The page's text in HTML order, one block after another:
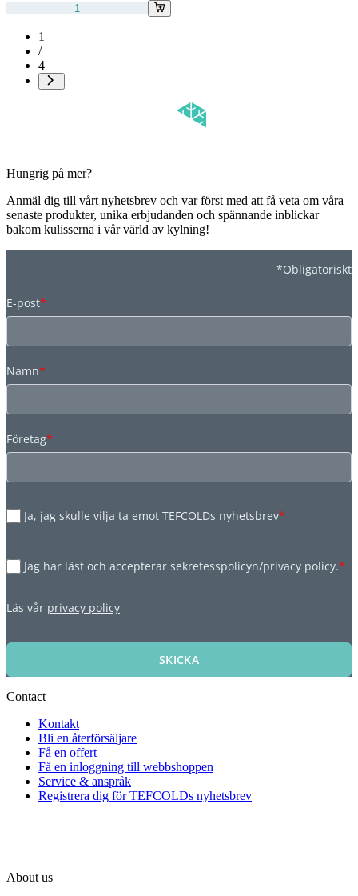
1
/
4
Hungrig på mer?
Anmäl dig till vårt nyhetsbrev och var först med att få veta om våra
senaste produkter, unika erbjudanden och spännande inblickar
bakom kulisserna i vår värld av kylning!
*Obligatoriskt
E-post*
Namn*
Företag*
Ja, jag skulle vilja ta emot TEFCOLDs nyhetsbrev*
Jag har läst och accepterar sekretesspolicyn/privacy policy.*
Läs vår privacy policy
SKICKA
Contact
Kontakt
Bli en återförsäljare
Få en offert
Få en inloggning till webbshoppen
Service & anspråk
Registrera dig för TEFCOLDs nyhetsbrev
About us